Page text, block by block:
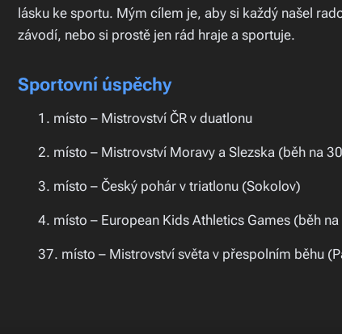
lásku ke sportu. Mým cílem je, aby si každý našel
závodí, nebo si prostě jen rád hraje a sportuje.
Sportovní úspěchy
🏆 1. místo – Mistrovství ČR v duatlonu
🥈 2. místo – Mistrovství Moravy a Slezska (běh na
🥉 3. místo – Český pohár v triatlonu (Sokolov)
🏅 4. místo – European Kids Athletics Games (běh
🌍 37. místo – Mistrovství světa v přespolním běhu